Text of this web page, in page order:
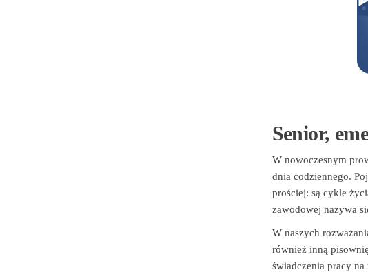
Senior,
W nowoczesnym
dnia codziennego.
prościej: są cykle
zawodowej nazywa
W naszych
również inną
świadczenia pracy